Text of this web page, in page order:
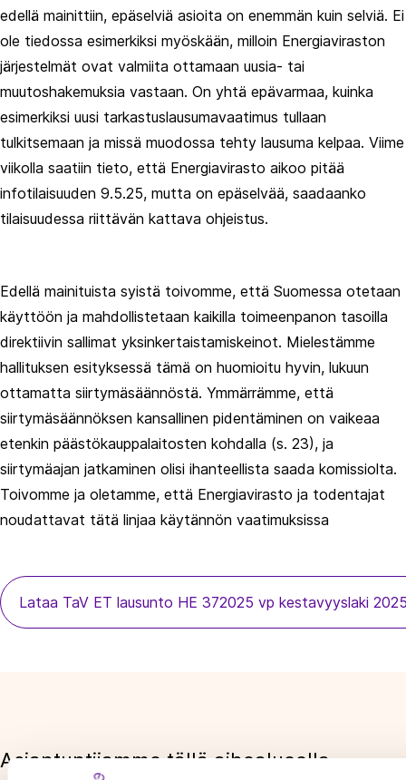
edellä mainittiin, epäselviä asioita on enemmän kuin selviä. Ei
ole tiedossa esimerkiksi myöskään, milloin Energiaviraston
järjestelmät ovat valmiita ottamaan uusia- tai
muutoshakemuksia vastaan. On yhtä epävarmaa, kuinka
esimerkiksi uusi tarkastuslausumavaatimus tullaan
tulkitsemaan ja missä muodossa tehty lausuma kelpaa. Viime
viikolla saatiin tieto, että Energiavirasto aikoo pitää
infotilaisuuden 9.5.25, mutta on epäselvää, saadaanko
tilaisuudessa riittävän kattava ohjeistus.
Edellä mainituista syistä toivomme, että Suomessa otetaan
käyttöön ja mahdollistetaan kaikilla toimeenpanon tasoilla
direktiivin sallimat yksinkertaistamiskeinot. Mielestämme
hallituksen esityksessä tämä on huomioitu hyvin, lukuun
ottamatta siirtymäsäännöstä. Ymmärrämme, että
siirtymäsäännöksen kansallinen pidentäminen on vaikeaa
etenkin päästökauppalaitosten kohdalla (s. 23), ja
siirtymäajan jatkaminen olisi ihanteellista saada komissiolta.
Toivomme ja oletamme, että Energiavirasto ja todentajat
noudattavat tätä linjaa käytännön vaatimuksissa
Lataa TaV ET lausunto HE 372025 vp kestavyyslaki
Asiantuntijamme tällä aihealueella